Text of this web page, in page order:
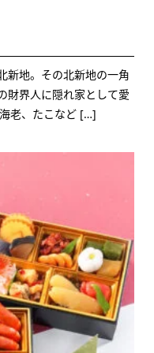
新地。その北新地の一角
財界人に隠れ家として愛
老、たこなど […]